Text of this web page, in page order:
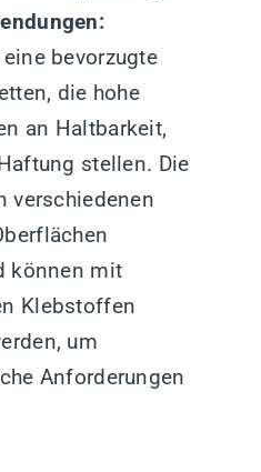
bevorzugte
die hohe
an Haltbarkeit,
stellen. Die
verschiedenen
können mit
Klebstoffen
um
Anforderungen